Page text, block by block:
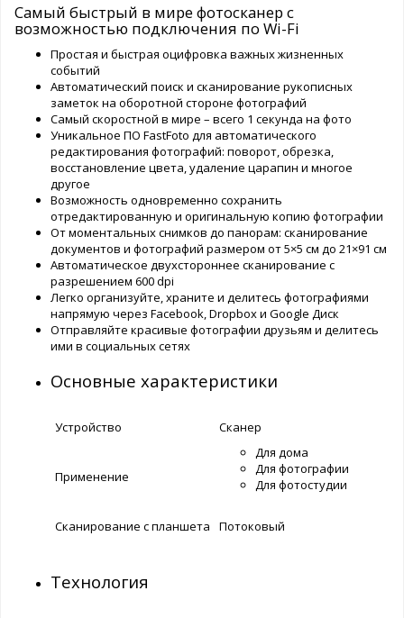
Самый быстрый в мире фотосканер с
возможностью подключения по Wi-Fi
Простая и быстрая оцифровка важных жизненных
событий
Автоматический поиск и сканирование рукописных
заметок на оборотной стороне фотографий
Самый скоростной в мире – всего 1 секунда на фото
Уникальное ПО FastFoto для автоматического
редактирования фотографий: поворот, обрезка,
восстановление цвета, удаление царапин и многое
другое
Возможность одновременно сохранить
отредактированную и оригинальную копию фотографии
От моментальных снимков до панорам: сканирование
документов и фотографий размером от 5×5 см до 21×91 см
Автоматическое двухстороннее сканирование с
разрешением 600 dpi
Легко организуйте, храните и делитесь фотографиями
напрямую через Facebook, Dropbox и Google Диск
Отправляйте красивые фотографии друзьям и делитесь
ими в социальных сетях
Основные характеристики
Устройство Сканер
Применение
Для дома
Для фотографии
Для фотостудии
Сканирование с планшета Потоковый
Технология